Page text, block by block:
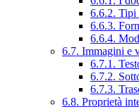
6.6.2. Tipi
6.6.3.
6.6.4.
6.7. Immagini e
6.7.1.
6.7.2.
6.7.3.
6.8. Proprietà